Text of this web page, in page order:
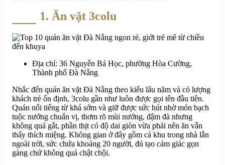
1. Ăn vặt 3colu
Địa chỉ: 36 Nguyễn Bá Học, phường Hòa Cường,
Thành phố Đà Nẵng
Nhắc đến quán ăn vặt Đà Nẵng theo kiểu lâu năm và có lượng
khách trẻ ổn định, 3colu gần như luôn được gọi tên đầu tiên.
Quán nổi tiếng từ khá sớm và giữ được sức hút nhờ món bạch
tuộc nướng chuẩn vị, thơm rõ mùi nướng, đậm đà nhưng
không quá gắt, phần thịt có độ dai giòn vừa phải nên ăn vẫn
thấy thích miệng. Không gian ở đây gồm cả khu trong nhà lẫn
ngoài trời, sức chứa khoảng 20 người, đủ tạo cảm giác gọn
gàng chứ không quá chật chội.